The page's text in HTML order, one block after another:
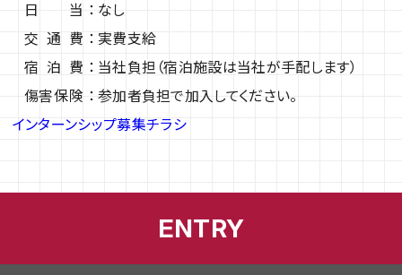
日当
なし
交通費
実費支給
宿泊費
当社負担（宿泊施設は当社が手配します）
傷害保険
参加者負担で加入してください。
インターンシップ募集チラシ
ENTRY